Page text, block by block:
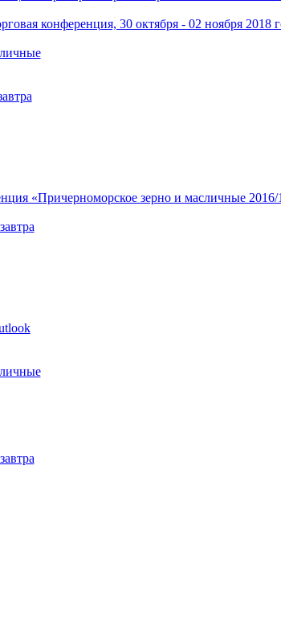
конференция, 30 октября - 02 ноября 2018
«Причерноморское зерно и масличные 2016/